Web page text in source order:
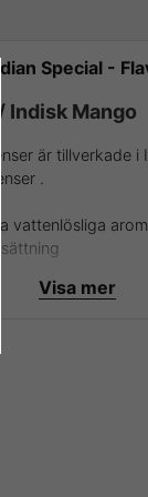
Special -
Indisk Mango
är tillverkade
.
vattenlösliga
Visa mer